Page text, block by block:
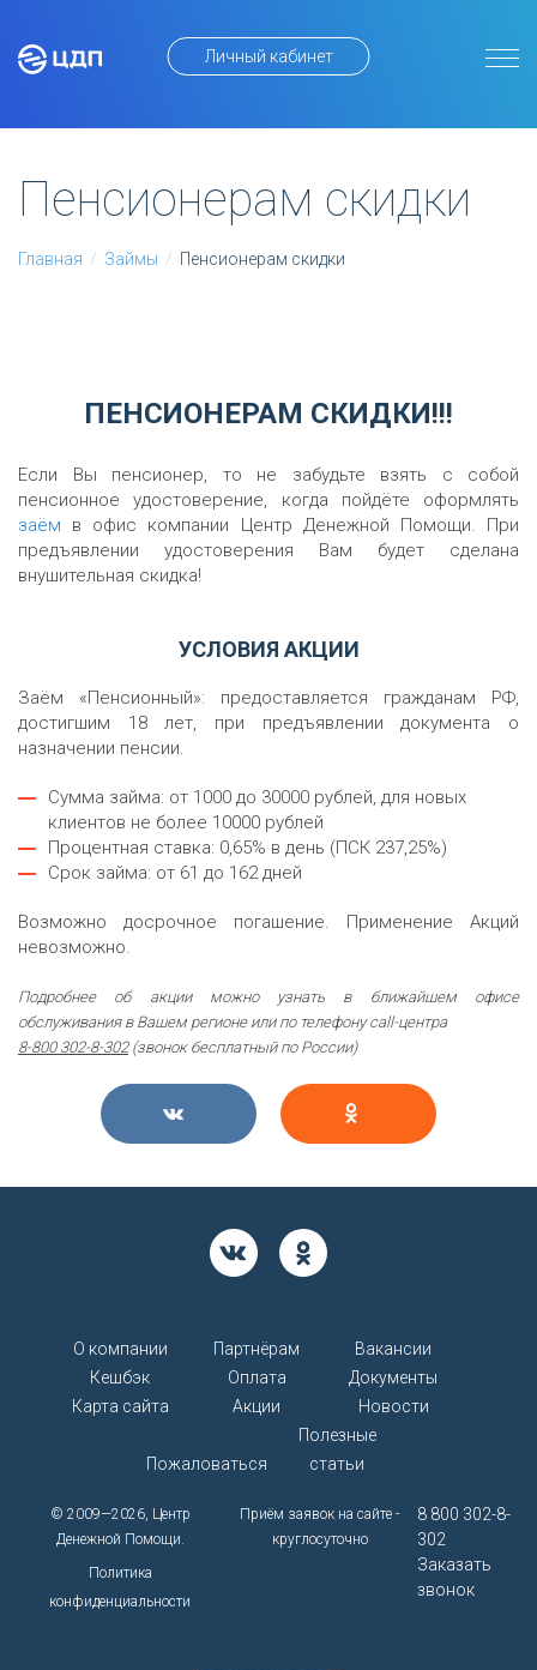
Личный кабинет
Пенсионерам скидки
Главная / Займы / Пенсионерам скидки
ПЕНСИОНЕРАМ СКИДКИ!!!
Если Вы пенсионер, то не забудьте взять с собой
пенсионное удостоверение, когда пойдёте оформлять
заём в офис компании Центр Денежной Помощи. При
предъявлении удостоверения Вам будет сделана
внушительная скидка!
УСЛОВИЯ АКЦИИ
Заём «Пенсионный»: предоставляется гражданам РФ,
достигшим 18 лет, при предъявлении документа о
назначении пенсии.
Сумма займа: от 1000 до 30000 рублей, для новых
клиентов не более 10000 рублей
Процентная ставка: 0,65% в день (ПСК 237,25%)
Срок займа: от 61 до 162 дней
Возможно досрочное погашение. Применение Акций
невозможно.
Подробнее об акции можно узнать в ближайшем офисе
обслуживания в Вашем регионе или по телефону call-центра
8-800 302-8-302(звонок бесплатный по России)
О компании Партнёрам
Вакансии
Кешбэк
Оплата
Документы
Карта сайта
Акции Новости
Пожаловаться
Полезные
статьи
© 2009—2026, Центр
Денежной Помощи.
Политика
конфиденциальности
Приём заявок на сайте -
круглосуточно
8 800 302-8-
302
Заказать
звонок